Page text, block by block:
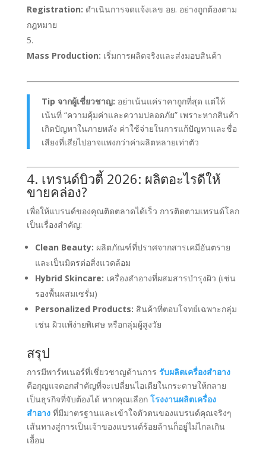
Registration: ดำเนินการจดแจ้งเลข อย. อย่างถูกต้องตาม
กฎหมาย
Mass Production: เริ่มการผลิตจริงและส่งมอบสินค้า
Tip จากผู้เชี่ยวชาญ: อย่าเน้นแค่ราคาถูกที่สุด แต่ให้
เน้นที่ “ความคุ้มค่าและความปลอดภัย” เพราะหากสินค้า
เกิดปัญหาในภายหลัง ค่าใช้จ่ายในการแก้ปัญหาและชื่อ
เสียงที่เสียไปอาจแพงกว่าค่าผลิตหลายเท่าตัว
4. เทรนด์บิวตี้ 2026: ผลิตอะไรดีให้
ขายคล่อง?
เพื่อให้แบรนด์ของคุณติดตลาดได้เร็ว การติดตามเทรนด์โลก
เป็นเรื่องสำคัญ:
Clean Beauty: ผลิตภัณฑ์ที่ปราศจากสารเคมีอันตราย
และเป็นมิตรต่อสิ่งแวดล้อม
Hybrid Skincare: เครื่องสำอางที่ผสมสารบำรุงผิว (เช่น
รองพื้นผสมเซรั่ม)
Personalized Products: สินค้าที่ตอบโจทย์เฉพาะกลุ่ม
เช่น ผิวแพ้ง่ายพิเศษ หรือกลุ่มผู้สูงวัย
สรุป
การมีพาร์ทเนอร์ที่เชี่ยวชาญด้านการ รับผลิตเครื่องสำอาง
คือกุญแจดอกสำคัญที่จะเปลี่ยนไอเดียในกระดาษให้กลาย
เป็นธุรกิจที่จับต้องได้ หากคุณเลือก โรงงานผลิตเครื่อง
สำอางที่มีมาตรฐานและเข้าใจตัวตนของแบรนด์คุณจริงๆ
เส้นทางสู่การเป็นเจ้าของแบรนด์ร้อยล้านก็อยู่ไม่ไกลเกิน
เอื้อม